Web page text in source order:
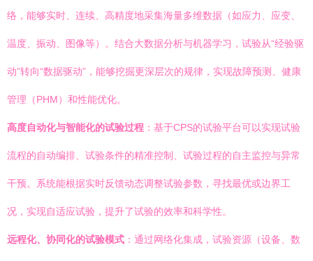
络，能够实时、连续、高精度地采集海量多维数据（如应力、应变、
温度、振动、图像等）。结合大数据分析与机器学习，试验从“经验驱
动”转向“数据驱动”，能够挖掘更深层次的规律，实现故障预测、健康
管理（PHM）和性能优化。
高度自动化与智能化的试验过程 ：基于CPS的试验平台可以实现试验
流程的自动编排、试验条件的精准控制、试验过程的自主监控与异常
干预。系统能根据实时反馈动态调整试验参数，寻找最优或边界工
况，实现自适应试验，提升了试验的效率和科学性。
远程化、协同化的试验模式 ：通过网络化集成，试验资源（设备、数